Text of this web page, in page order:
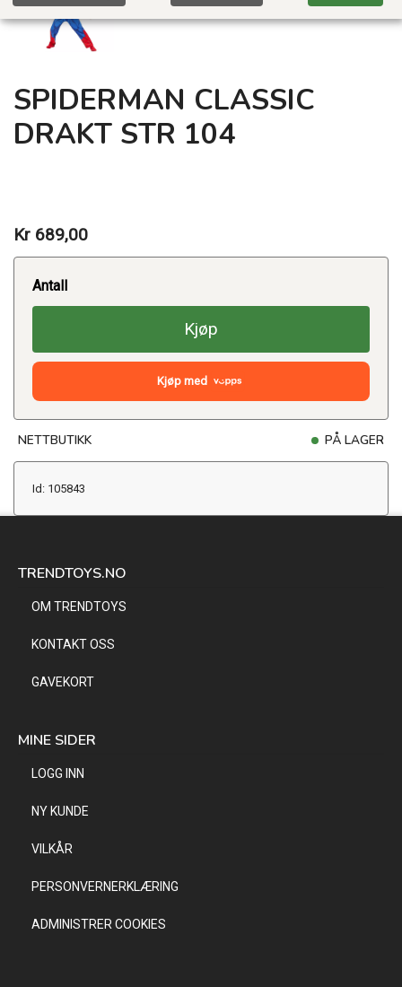
SPIDERMAN CLASSIC
DRAKT STR 104
Kr 689,00
Antall
Kjøp
Kjøp med
NETTBUTIKK PÅ LAGER
Id: 105843
TRENDTOYS.NO
OM TRENDTOYS
KONTAKT OSS
GAVEKORT
MINE SIDER
LOGG INN
NY KUNDE
VILKÅR
PERSONVERNERKLÆRING
ADMINISTRER COOKIES